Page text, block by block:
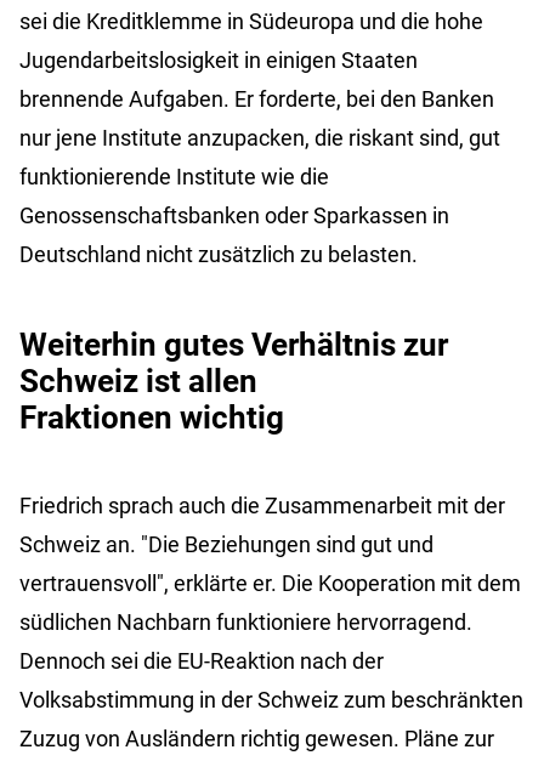
sei die Kreditklemme in Südeuropa und die hohe
Jugendarbeitslosigkeit in einigen Staaten
brennende Aufgaben. Er forderte, bei den Banken
nur jene Institute anzupacken, die riskant sind, gut
funktionierende Institute wie die
Genossenschaftsbanken oder Sparkassen in
Deutschland nicht zusätzlich zu belasten.
Weiterhin gutes Verhältnis zur
Schweiz ist allen
Fraktionen wichtig
Friedrich sprach auch die Zusammenarbeit mit der
Schweiz an. "Die Beziehungen sind gut und
vertrauensvoll", erklärte er. Die Kooperation mit dem
südlichen Nachbarn funktioniere hervorragend.
Dennoch sei die EU-Reaktion nach der
Volksabstimmung in der Schweiz zum beschränkten
Zuzug von Ausländern richtig gewesen. Pläne zur